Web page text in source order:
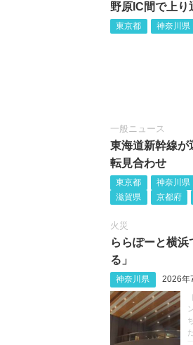
野原IC間で上り
東京都 神奈川県
一般ニュース
東海道新幹線が
転見合わせ
東京都 神奈川県
滋賀県
京都府
火災
ららぽーと横
る」
神奈川県 2026年